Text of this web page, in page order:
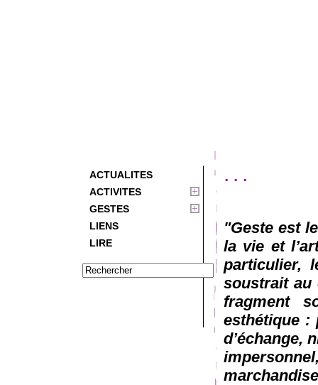
ACTUALITES
ACTIVITES
GESTES
LIENS
LIRE
...
"Geste est
la vie et
particulier,
soustrait au
fragment
esthétique :
d’échange,